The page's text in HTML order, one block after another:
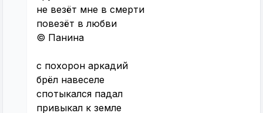
не везёт мне в смерти
повезёт в любви
© Панина
с похорон аркадий
брёл навеселе
спотыкался падал
привыкал к земле